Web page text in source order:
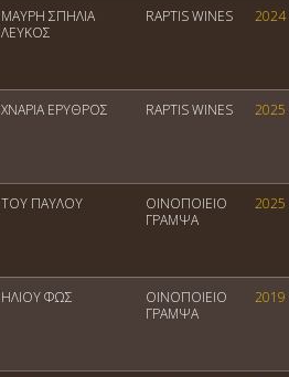
ΜΑΥΡΗ ΣΠΗΛΙΑ
ΛΕΥΚΟΣ
RAPTIS WINES 2024
ΧΝΑΡΙΑ ΕΡΥΘΡΟΣ RAPTIS WINES 2025
ΤΟΥ ΠΑΥΛΟΥ
ΟΙΝΟΠΟΙΕΙΟ
ΓΡΑΜΨΑ
2025
ΗΛΙΟΥ ΦΩΣ
ΟΙΝΟΠΟΙΕΙΟ
ΓΡΑΜΨΑ
2019